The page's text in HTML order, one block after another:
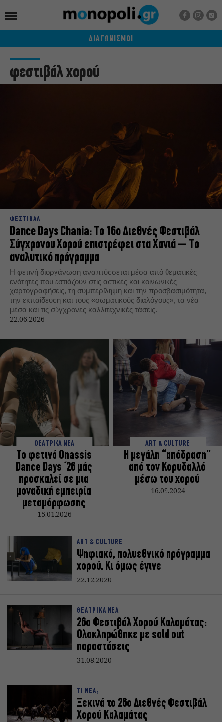
ΔΙΑΓΩΝΙΣΜΟΙ
φεστιβάλ χορού
ΦΕΣΤΙΒΑΛ
Dance Days Chania: Το 16ο Διεθνές Φεστιβάλ
Σύγχρονου Χορού επιστρέφει στα Χανιά – Το
αναλυτικό πρόγραμμα
Η φετινή διοργάνωση αναπτύσσεται μέσα από θεματικές
ενότητες που εστιάζουν στις αστικές και κοινωνικές
χαρτογραφήσεις, τη συμπερίληψη και την προσβασιμότητα,
την εκπαίδευση και τους «σωματικούς διαλόγους», τα νέα
μέσα και τις σύγχρονες καλλιτεχνικές τάσεις.
22.06.2026
ΘΕΑΤΡΙΚΑ ΝΕΑ
Το φετινό Onassis
Dance Days ΄26 μάς
προσκαλεί σε μια
μοναδική εμπειρία
μεταμόρφωσης
15.01.2026
ART & CULTURE
Η μεγάλη “απόδραση”
από τον Κορυδαλλό
μέσω του χορού
16.09.2024
ART & CULTURE
Ψηφιακό, πολυεθνικό πρόγραμμα
χορού. Κι όμως έγινε
22.12.2020
ΘΕΑΤΡΙΚΑ ΝΕΑ
26ο Φεστιβάλ Χορού Καλαμάτας:
Ολοκληρώθηκε με sold out
παραστάσεις
31.08.2020
ΤΙ ΝΕΑ;
Ξεκινά το 26ο Διεθνές Φεστιβάλ
Χορού Καλαμάτας